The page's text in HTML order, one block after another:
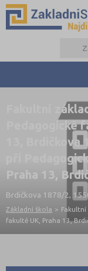
Fakultní
Pedagogické
13,
při
Praha 13,
Brdičkova 1878/2,
Základní škola >
fakultě UK, Praha 13,